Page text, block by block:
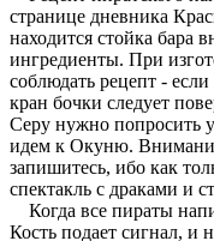
странице дневника
находится стойка бара
ингредиенты. При
соблюдать рецепт -
кран бочки следует
Серу нужно попросить
идем к Окуню.
запишитесь, ибо как
спектакль с драками и
Когда все пираты
Кость подает сигнал, и